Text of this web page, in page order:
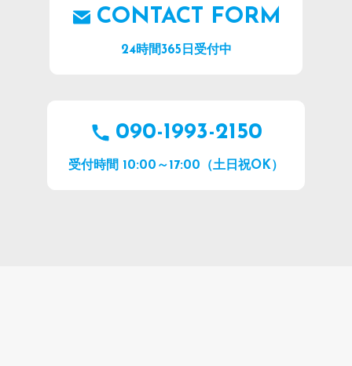
CONTACT FORM
24時間365日受付中
090-1993-2150
受付時間 10:00～17:00（土日祝OK）